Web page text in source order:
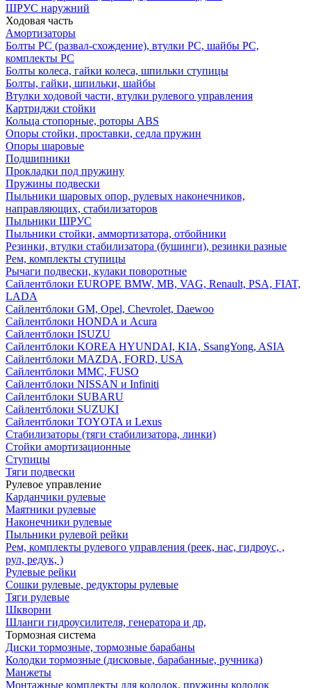
ШРУС наружний
Ходовая часть
Амортизаторы
Болты РС (развал-схождение), втулки РС, шайбы РС,
комплекты РС
Болты колеса, гайки колеса, шпильки ступицы
Болты, гайки, шпильки, шайбы
Втулки ходовой части, втулки рулевого управления
Картриджи стойки
Кольца стопорные, роторы ABS
Опоры стойки, проставки, седла пружин
Опоры шаровые
Подшипники
Прокладки под пружину
Пружины подвески
Пыльники шаровых опор, рулевых наконечников,
направляющих, стабилизаторов
Пыльники ШРУС
Пыльники стойки, аммортизатора, отбойники
Резинки, втулки стабилизатора (бушинги), резинки разные
Рем, комплекты ступицы
Рычаги подвески, кулаки поворотные
Сайлентблоки EUROPE BMW, MB, VAG, Renault, PSA, FIAT,
LADA
Сайлентблоки GM, Opel, Chevrolet, Daewoo
Сайлентблоки HONDA и Acura
Сайлентблоки ISUZU
Сайлентблоки KOREA HYUNDAI, KIA, SsangYong, ASIA
Сайлентблоки MAZDA, FORD, USA
Сайлентблоки MMC, FUSO
Сайлентблоки NISSAN и Infiniti
Сайлентблоки SUBARU
Сайлентблоки SUZUKI
Сайлентблоки TOYOTA и Lexus
Стабилизаторы (тяги стабилизатора, линки)
Стойки амортизационные
Ступицы
Тяги подвески
Рулевое управление
Карданчики рулевые
Маятники рулевые
Наконечники рулевые
Пыльники рулевой рейки
Рем, комплекты рулевого управления (реек, нас, гидроус, ,
рул, редук, )
Рулевые рейки
Сошки рулевые, редукторы рулевые
Тяги рулевые
Шкворни
Шланги гидроусилителя, генератора и др,
Тормозная система
Диски тормозные, тормозные барабаны
Колодки тормозные (дисковые, барабанные, ручника)
Манжеты
Монтажные комплекты для колодок, пружины колодок